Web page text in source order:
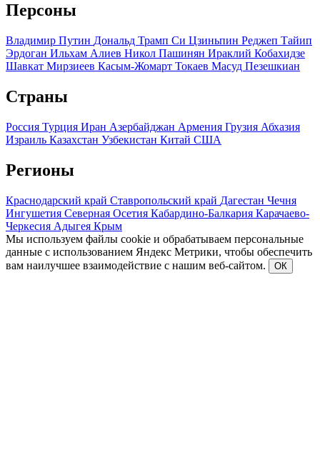
Персоны
Владимир Путин Дональд Трамп Си Цзиньпин Реджеп Тайип
Эрдоган Ильхам Алиев Никол Пашинян Ираклий Кобахидзе
Шавкат Мирзиеев Касым-Жомарт Токаев Масуд Пезешкиан
Страны
Россия Турция Иран Азербайджан Армения Грузия Абхазия
Израиль Казахстан Узбекистан Китай США
Регионы
Краснодарский край Ставропольский край Дагестан Чечня
Ингушетия Северная Осетия Кабардино-Балкария Карачаево-
Черкесия Адыгея Крым
Мы используем файлы cookie и обрабатываем персональные
данные с использованием Яндекс Метрики, чтобы обеспечить
вам наилучшее взаимодействие с нашим веб-сайтом.
ОК